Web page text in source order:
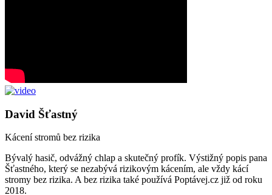
David Šťastný
Kácení stromů bez rizika
Bývalý hasič, odvážný chlap a skutečný profík. Výstižný popis pana
Šťastného, který se nezabývá rizikovým kácením, ale vždy kácí
stromy bez rizika. A bez rizika také používá Poptávej.cz již od roku
2018.